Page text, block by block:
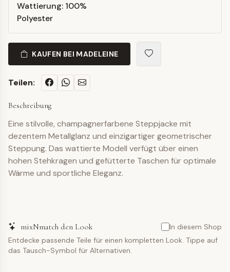
Wattierung: 100%
Polyester
KAUFEN BEI MADELEINE
Teilen:
Beschreibung
Eine stilvolle, champagnerfarbene Steppjacke mit
dezentem Metallglanz und einzigartiger geometrischer
Steppung. Das wattierte Modell verfügt über einen
hohen Stehkragen und gefütterte Taschen für optimale
Wärme und sportliche Eleganz.
mixNmatch den Look
In diesem Shop
Entdecke passende Teile für einen kompletten Look. Tippe auf
das Tausch-Symbol für Alternativen.